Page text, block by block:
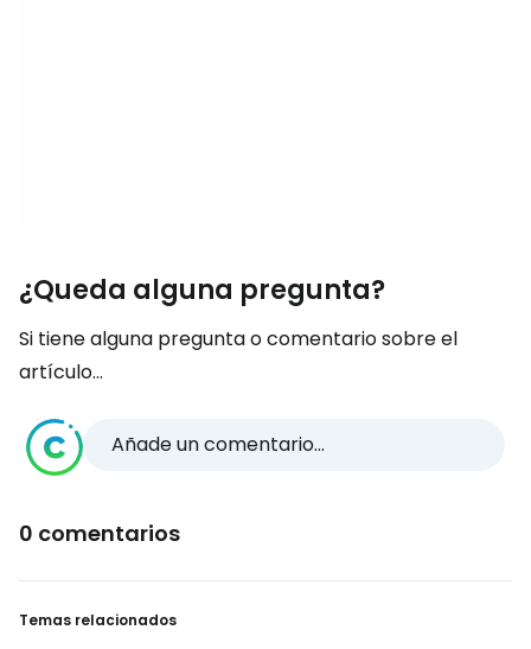
¿Queda alguna pregunta?
Si tiene alguna pregunta o comentario sobre el
artículo...
Añade un comentario...
0 comentarios
Temas relacionados